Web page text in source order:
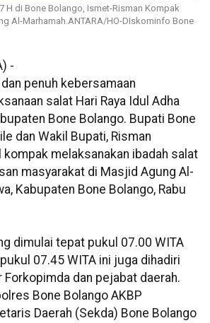
H di Bone Bolango, Ismet-Risman Kompak
Al-Marhamah.ANTARA/HO-DIskominfo Bone
-
penuh kebersamaan
salat Hari Raya Idul Adha
Bone Bolango. Bupati Bone
dan Wakil Bupati, Risman
melaksanakan ibadah salat
masyarakat di Masjid Agung Al-
Kabupaten Bone Bolango, Rabu
dimulai tepat pukul 07.00 WITA
07.45 WITA ini juga dihadiri
Forkopimda dan pejabat daerah.
Bone Bolango AKBP
Daerah (Sekda) Bone Bolango